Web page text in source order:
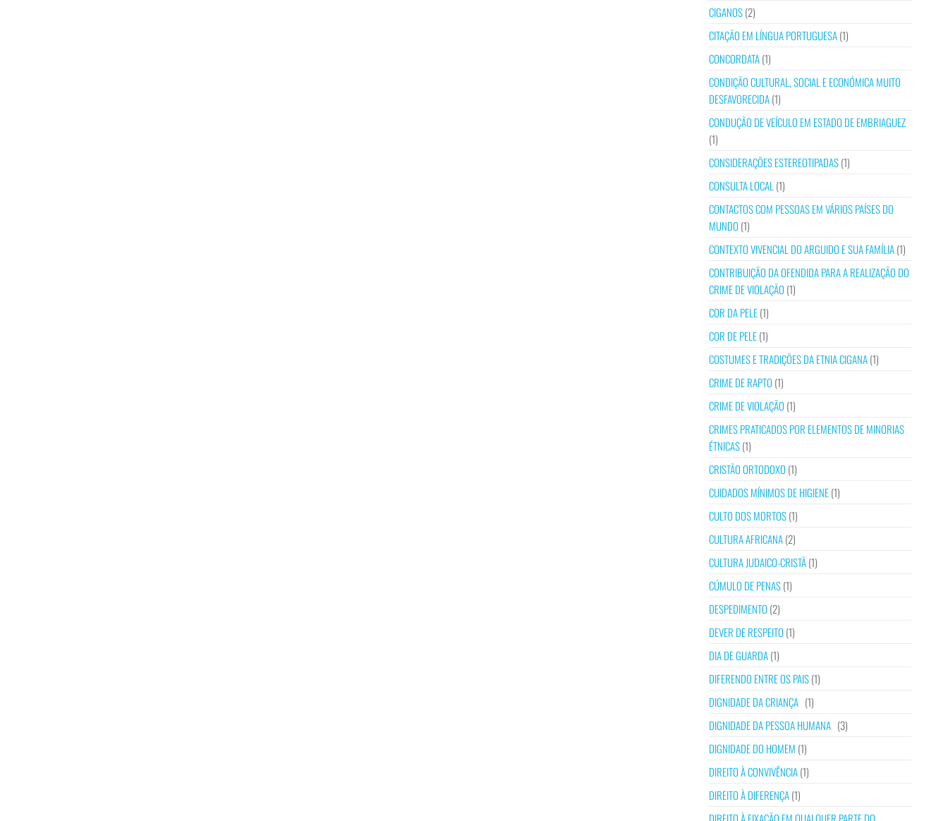
CIGANOS(2)
CITAÇÃO EM LÍNGUA PORTUGUESA(1)
CONCORDATA(1)
CONDIÇÃO CULTURAL, SOCIAL E ECONÓMICA MUITO
DESFAVORECIDA(1)
CONDUÇÃO DE VEÍCULO EM ESTADO DE EMBRIAGUEZ
(1)
CONSIDERAÇÕES ESTEREOTIPADAS(1)
CONSULTA LOCAL (1)
CONTACTOS COM PESSOAS EM VÁRIOS PAÍSES DO
MUNDO (1)
CONTEXTO VIVENCIAL DO ARGUIDO E SUA FAMÍLIA(1)
CONTRIBUIÇÃO DA OFENDIDA PARA A REALIZAÇÃO DO
CRIME DE VIOLAÇÃO (1)
COR DA PELE(1)
COR DE PELE(1)
COSTUMES E TRADIÇÕES DA ETNIA CIGANA(1)
CRIME DE RAPTO (1)
CRIME DE VIOLAÇÃO (1)
CRIMES PRATICADOS POR ELEMENTOS DE MINORIAS
ÉTNICAS(1)
CRISTÃO ORTODOXO (1)
CUIDADOS MÍNIMOS DE HIGIENE(1)
CULTO DOS MORTOS(1)
CULTURA AFRICANA(2)
CULTURA JUDAICO-CRISTÃ(1)
CÚMULO DE PENAS(1)
DESPEDIMENTO (2)
DEVER DE RESPEITO (1)
DIA DE GUARDA(1)
DIFERENDO ENTRE OS PAIS(1)
DIGNIDADE DA CRIANÇA (1)
DIGNIDADE DA PESSOA HUMANA (3)
DIGNIDADE DO HOMEM (1)
DIREITO À CONVIVÊNCIA(1)
DIREITO À DIFERENÇA(1)